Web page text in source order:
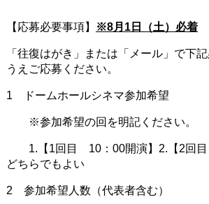
【応募必要事項】 ※8月1日（土）必着
「往復はがき」または「メール」で下
うえご応募ください。
1 ドームホールシネマ参加希望
※参加希望の回を明記ください。
1.【1回目 10：00開演】2.【2回目
どちらでもよい
2 参加希望人数（代表者含む）